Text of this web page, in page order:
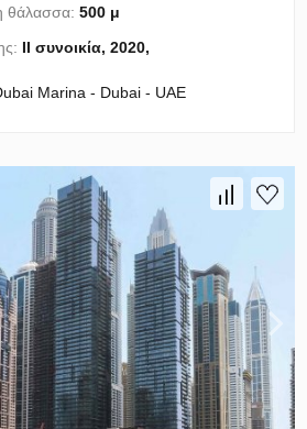
θάλασσα:500 μ
II συνοικία, 2020,
Marina - Dubai - UAE